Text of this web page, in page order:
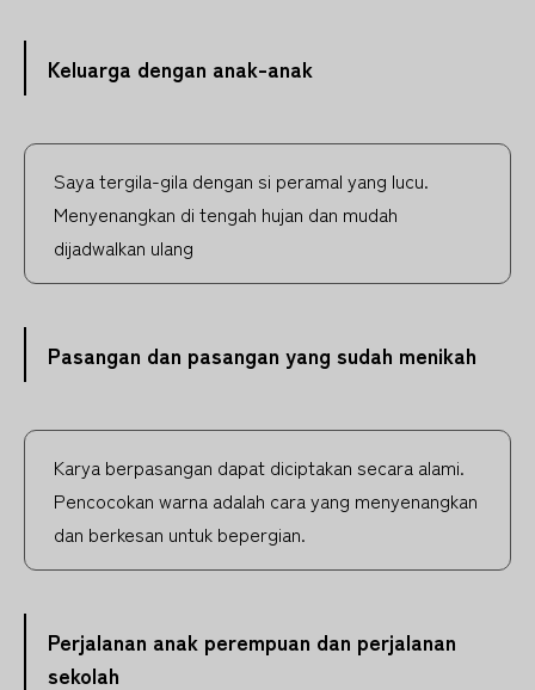
Keluarga dengan anak-anak
Saya tergila-gila dengan si peramal yang lucu.
Menyenangkan di tengah hujan dan mudah
dijadwalkan ulang
Pasangan dan pasangan yang sudah menikah
Karya berpasangan dapat diciptakan secara alami.
Pencocokan warna adalah cara yang menyenangkan
dan berkesan untuk bepergian.
Perjalanan anak perempuan dan perjalanan
sekolah